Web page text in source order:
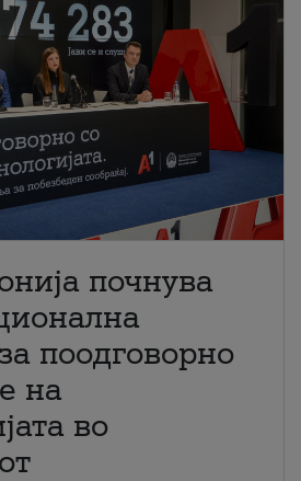
почнува
поодговорно
на
во